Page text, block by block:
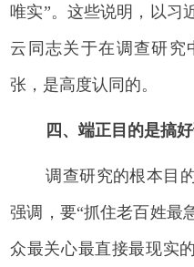
唯实”。这些说明，以习
云同志关于在调查研究
张，是高度认同的。
四、端正目的是搞
调查研究的根本目
强调，要“抓住老百姓最
众最关心最直接最现实